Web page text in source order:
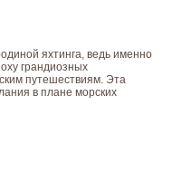
яхтинга, ведь именно
грандиозных
путешествиям. Эта
в плане морских